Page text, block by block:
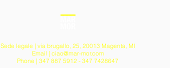
Sede legale | via brugallo, 25, 20013 Magenta, MI
Email | ciao@mar-mor.com
Phone | 347 887 5912 - 347 7428647